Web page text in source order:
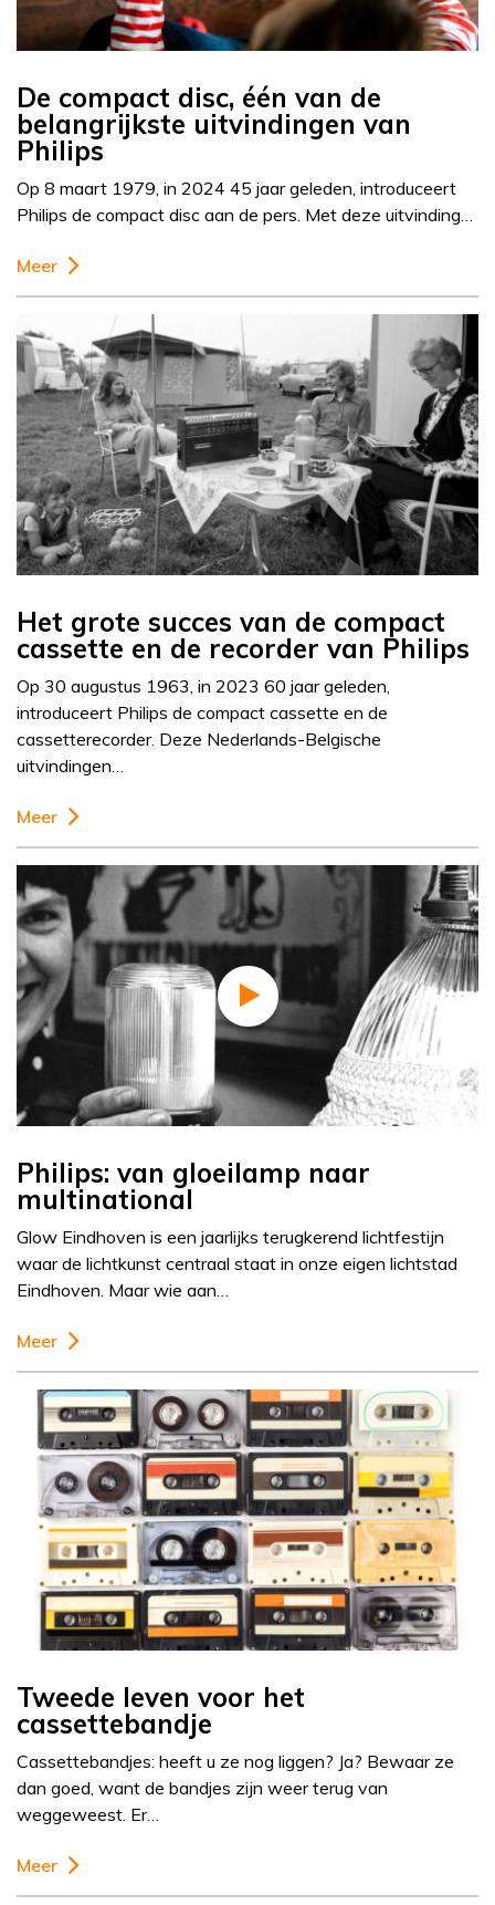
De compact disc, één van de
belangrijkste uitvindingen van
Philips
Op 8 maart 1979, in 2024 45 jaar geleden, introduceert
Philips de compact disc aan de pers. Met deze uitvinding…
Meer
Het grote succes van de compact
cassette en de recorder van Philips
Op 30 augustus 1963, in 2023 60 jaar geleden,
introduceert Philips de compact cassette en de
cassetterecorder. Deze Nederlands-Belgische
uitvindingen…
Meer
Philips: van gloeilamp naar
multinational
Glow Eindhoven is een jaarlijks terugkerend lichtfestijn
waar de lichtkunst centraal staat in onze eigen lichtstad
Eindhoven. Maar wie aan…
Meer
Tweede leven voor het
cassettebandje
Cassettebandjes: heeft u ze nog liggen? Ja? Bewaar ze
dan goed, want de bandjes zijn weer terug van
weggeweest. Er…
Meer